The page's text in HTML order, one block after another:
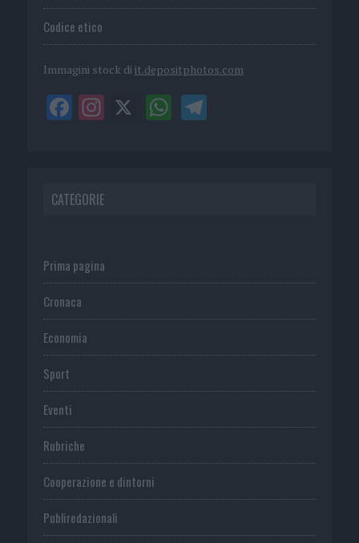
Codice etico
Immagini stock di it.depositphotos.com
CATEGORIE
Prima pagina
Cronaca
Economia
Sport
Eventi
Rubriche
Cooperazione e dintorni
Publiredazionali